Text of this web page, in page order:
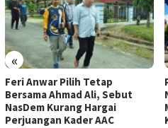
«
Feri Anwar Pilih Tetap
Bersama Ahmad Ali, Sebut
NasDem Kurang Hargai
Perjuangan Kader AAC